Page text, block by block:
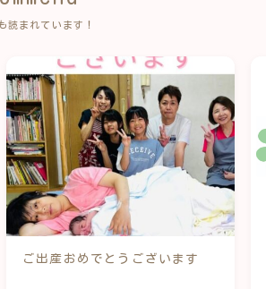
読まれています！
ご出産おめでとうございます